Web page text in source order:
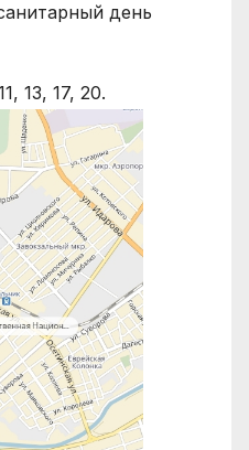
день
13, 17, 20.